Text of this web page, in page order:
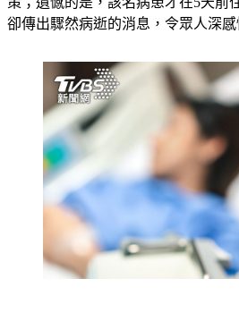
卻傳出驟然病逝的消息，令眾人深感